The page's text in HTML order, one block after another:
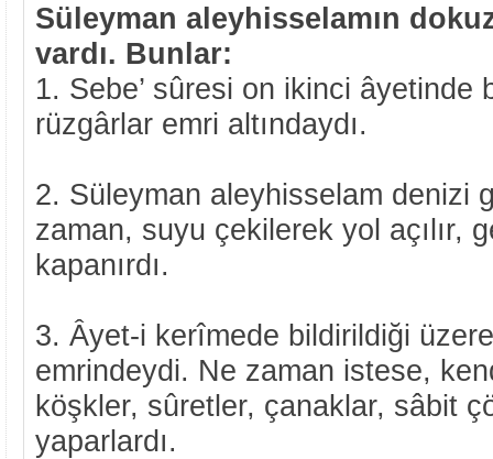
Süleyman aleyhisselamın
vardı. Bunlar:
1. Sebe’ sûresi on ikinci âyetinde
rüzgârlar emri altındaydı.
2. Süleyman aleyhisselam denizi
zaman, suyu çekilerek yol açılır,
kapanırdı.
3. Âyet-i kerîmede bildirildiği
emrindeydi. Ne zaman istese,
köşkler, sûretler, çanaklar, sâbit
yaparlardı.